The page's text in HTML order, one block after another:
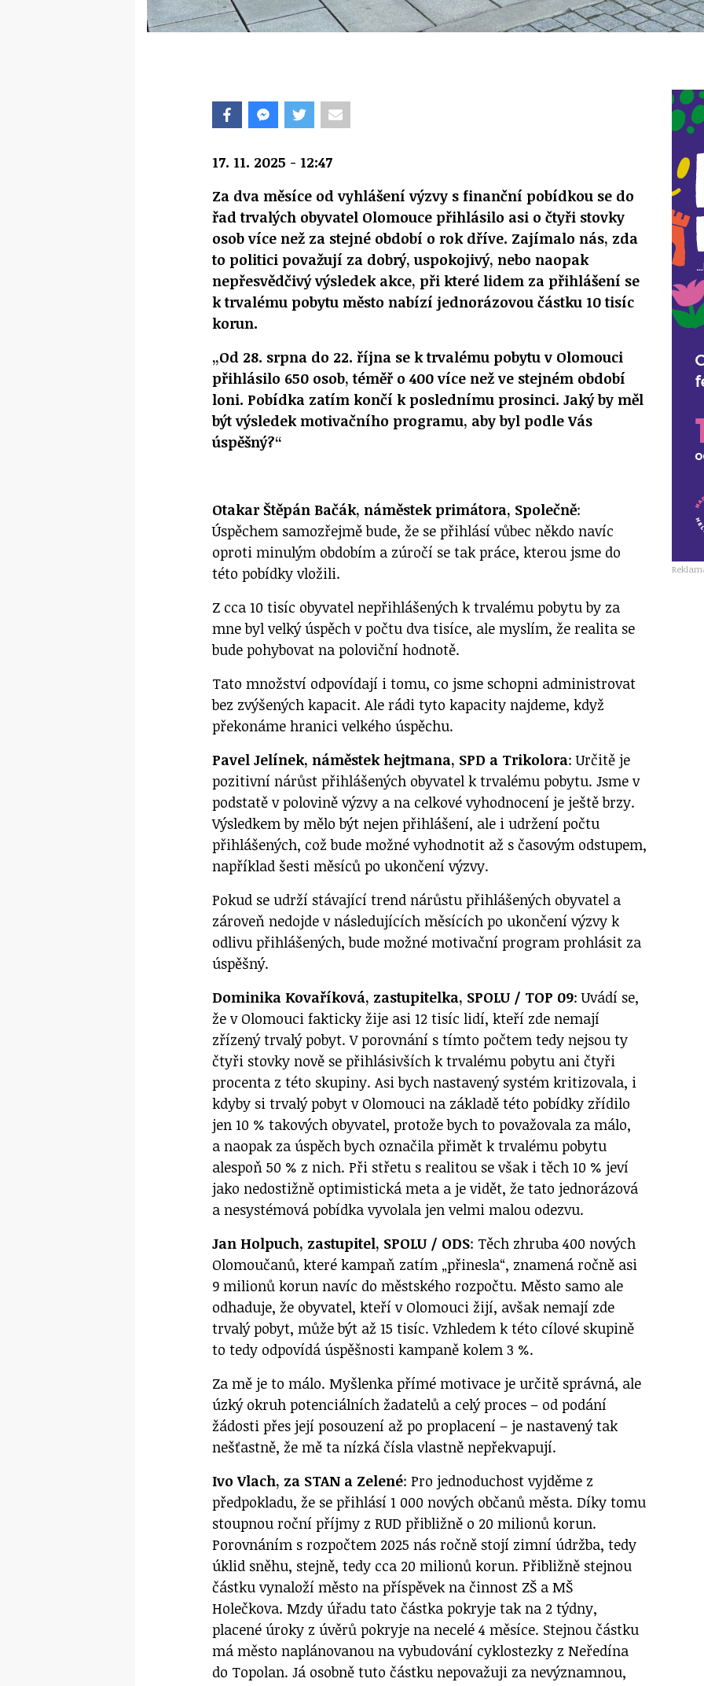
17. 11. 2025 - 12:47
Za dva měsíce od vyhlášení výzvy s finanční pobídkou se do
řad trvalých obyvatel Olomouce přihlásilo asi o čtyři stovky
osob více než za stejné období o rok dříve. Zajímalo nás, zda
to politici považují za dobrý, uspokojivý, nebo naopak
nepřesvědčivý výsledek akce, při které lidem za přihlášení se
k trvalému pobytu město nabízí jednorázovou částku 10 tisíc
korun.
„Od 28. srpna do 22. října se k trvalému pobytu v Olomouci
přihlásilo 650 osob, téměř o 400 více než ve stejném období
loni. Pobídka zatím končí k poslednímu prosinci. Jaký by měl
být výsledek motivačního programu, aby byl podle Vás
úspěšný?“
Otakar Štěpán Bačák, náměstek primátora, Společně:
Úspěchem samozřejmě bude, že se přihlásí vůbec někdo navíc
oproti minulým obdobím a zúročí se tak práce, kterou jsme do
této pobídky vložili.
Z cca 10 tisíc obyvatel nepřihlášených k trvalému pobytu by za
mne byl velký úspěch v počtu dva tisíce, ale myslím, že realita se
bude pohybovat na poloviční hodnotě.
Tato množství odpovídají i tomu, co jsme schopni administrovat
bez zvýšených kapacit. Ale rádi tyto kapacity najdeme, když
překonáme hranici velkého úspěchu.
Pavel Jelínek, náměstek hejtmana, SPD a Trikolora: Určitě je
pozitivní nárůst přihlášených obyvatel k trvalému pobytu. Jsme v
podstatě v polovině výzvy a na celkové vyhodnocení je ještě brzy.
Výsledkem by mělo být nejen přihlášení, ale i udržení počtu
přihlášených, což bude možné vyhodnotit až s časovým odstupem,
například šesti měsíců po ukončení výzvy.
Pokud se udrží stávající trend nárůstu přihlášených obyvatel a
zároveň nedojde v následujících měsících po ukončení výzvy k
odlivu přihlášených, bude možné motivační program prohlásit za
úspěšný.
Dominika Kovaříková, zastupitelka, SPOLU / TOP 09: Uvádí se,
že v Olomouci fakticky žije asi 12 tisíc lidí, kteří zde nemají
zřízený trvalý pobyt. V porovnání s tímto počtem tedy nejsou ty
čtyři stovky nově se přihlásivších k trvalému pobytu ani čtyři
procenta z této skupiny. Asi bych nastavený systém kritizovala, i
kdyby si trvalý pobyt v Olomouci na základě této pobídky zřídilo
jen 10 % takových obyvatel, protože bych to považovala za málo,
a naopak za úspěch bych označila přimět k trvalému pobytu
alespoň 50 % z nich. Při střetu s realitou se však i těch 10 % jeví
jako nedostižně optimistická meta a je vidět, že tato jednorázová
a nesystémová pobídka vyvolala jen velmi malou odezvu.
Jan Holpuch, zastupitel, SPOLU / ODS: Těch zhruba 400 nových
Olomoučanů, které kampaň zatím „přinesla“, znamená ročně asi
9 milionů korun navíc do městského rozpočtu. Město samo ale
odhaduje, že obyvatel, kteří v Olomouci žijí, avšak nemají zde
trvalý pobyt, může být až 15 tisíc. Vzhledem k této cílové skupině
to tedy odpovídá úspěšnosti kampaně kolem 3 %.
Za mě je to málo. Myšlenka přímé motivace je určitě správná, ale
úzký okruh potenciálních žadatelů a celý proces – od podání
žádosti přes její posouzení až po proplacení – je nastavený tak
nešťastně, že mě ta nízká čísla vlastně nepřekvapují.
Ivo Vlach, za STAN a Zelené: Pro jednoduchost vyjděme z
předpokladu, že se přihlásí 1 000 nových občanů města. Díky tomu
stoupnou roční příjmy z RUD přibližně o 20 milionů korun.
Porovnáním s rozpočtem 2025 nás ročně stojí zimní údržba, tedy
úklid sněhu, stejně, tedy cca 20 milionů korun. Přibližně stejnou
částku vynaloží město na příspěvek na činnost ZŠ a MŠ
Holečkova. Mzdy úřadu tato částka pokryje tak na 2 týdny,
placené úroky z úvěrů pokryje na necelé 4 měsíce. Stejnou částku
má město naplánovanou na vybudování cyklostezky z Neředína
do Topolan. Já osobně tuto částku nepovažuji za nevýznamnou,